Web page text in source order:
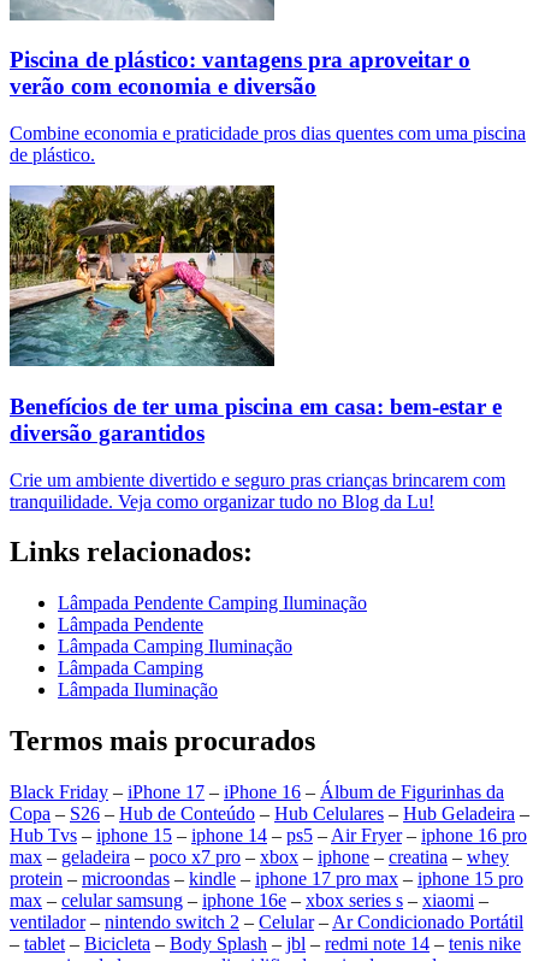
Piscina de plástico: vantagens pra aproveitar o
verão com economia e diversão
Combine economia e praticidade pros dias quentes com uma piscina
de plástico.
Benefícios de ter uma piscina em casa: bem-estar e
diversão garantidos
Crie um ambiente divertido e seguro pras crianças brincarem com
tranquilidade. Veja como organizar tudo no Blog da Lu!
Links relacionados:
Lâmpada Pendente Camping Iluminação
Lâmpada Pendente
Lâmpada Camping Iluminação
Lâmpada Camping
Lâmpada Iluminação
Termos mais procurados
Black Friday – iPhone 17 – iPhone 16 – Álbum de Figurinhas da
Copa – S26 – Hub de Conteúdo – Hub Celulares – Hub Geladeira –
Hub Tvs – iphone 15 – iphone 14 – ps5 – Air Fryer– iphone 16 pro
max – geladeira – poco x7 pro – xbox – iphone – creatina – whey
protein – microondas – kindle – iphone 17 pro max – iphone 15 pro
max – celular samsung – iphone 16e – xbox series s – xiaomi –
ventilador– nintendo switch 2 – Celular– Ar Condicionado Portátil
– tablet – Bicicleta – Body Splash – jbl – redmi note 14 – tenis nike